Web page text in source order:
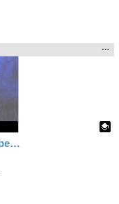
Garduña Martes foina Erxleben, 1777
la
…